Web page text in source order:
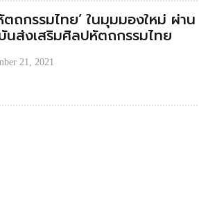
ถกรรมไทย’ ในมุมมองใหม่ ผ่าน
ส่งเสริมศิลปหัตถกรรมไทย
21, 2021